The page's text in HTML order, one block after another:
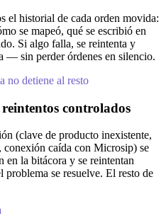
el historial de cada orden movida:
se mapeó, qué se escribió en
Si algo falla, se reintenta y
— sin perder órdenes en silencio.
no detiene al resto
controlados
(clave de producto inexistente,
conexión caída con Microsip) se
en la bitácora y se reintentan
problema se resuelve. El resto de